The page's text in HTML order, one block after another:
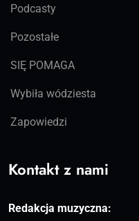
Podcasty
Pozostałe
SIĘ POMAGA
Wybiła wódziesta
Zapowiedzi
Kontakt z nami
Redakcja muzyczna: